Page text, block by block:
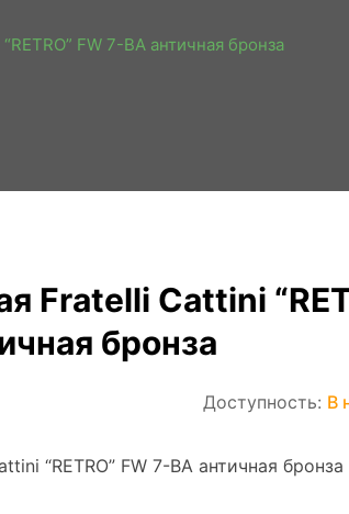
FW 7-BA античная бронза
Fratelli Cattini
бронза
Доступность: В
“RETRO” FW 7-BA античная бронза